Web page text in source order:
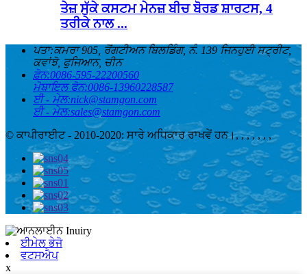
ਤੇਜ਼ ਸੁੱਕੇ ਕਸਟਮ ਮੇਨਜ਼ ਬੀਚ ਬੋਰਡ ਸ਼ਾਰਟਸ, 4
ਤਰੀਕੇ ਨਾਲ ...
ਪਤਾ:ਕਮਰਾ 905, ਰੋਂਗਟੀਅਨ ਬਿਲਡਿੰਗ, ਨੰ. 139 ਜਿਨਹੁਈ ਸਟ੍ਰੀਟ,
ਕਵਾਂਝੋ, ਫੁਜਿਆਨ, ਚੀਨ
ਫ਼ੋਨ:0086-595-22200560
ਮੋਬਾਇਲ ਫੋਨ:0086-13960228587
ਈ - ਮੇਲ:nick@stamgon.com
ਈ - ਮੇਲ:sales@stamgon.com
© ਕਾਪੀਰਾਈਟ - 2010-2020: ਸਾਰੇ ਅਧਿਕਾਰ ਰਾਖਵੇਂ ਹਨ।, , , , , , ,
ਈਮੇਲ ਭੇਜੋ
ਵਟਸਐਪ
x